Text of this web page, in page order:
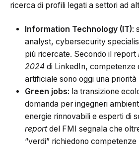
ricerca di profili legati a settori ad
Information Technology (IT):
analyst, cybersecurity
più ricercate. Secondo il report
2024 di LinkedIn, competenze
artificiale sono oggi una priorità
Green jobs: la transizione
domanda per ingegneri
energie rinnovabili e esperti di
reportdel FMI segnala che
“verdi” richiedono competenze